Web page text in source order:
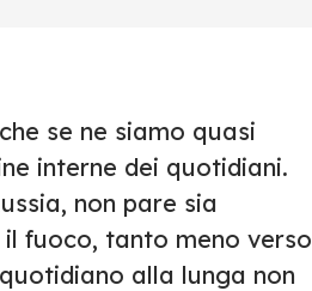
se ne siamo quasi
interne dei quotidiani.
non pare sia
fuoco, tanto meno verso
alla lunga non